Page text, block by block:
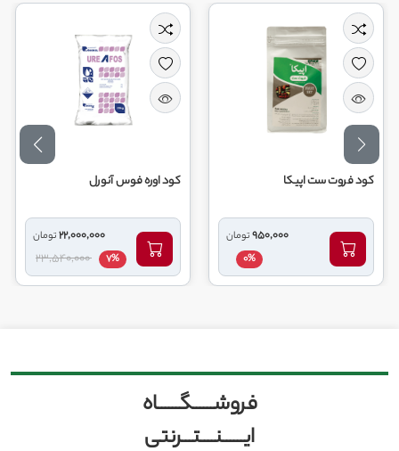
کود فروت ست اپیکا
950,000تومان
0%
کود اوره فوس آنورل
22,000,000تومان
7%
23,540,000
فروشــــــگــــــاه
ایــــــنــــتـــرنتی